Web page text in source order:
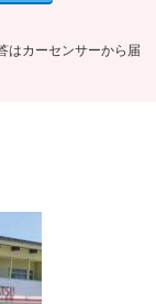
はカーセンサーから届